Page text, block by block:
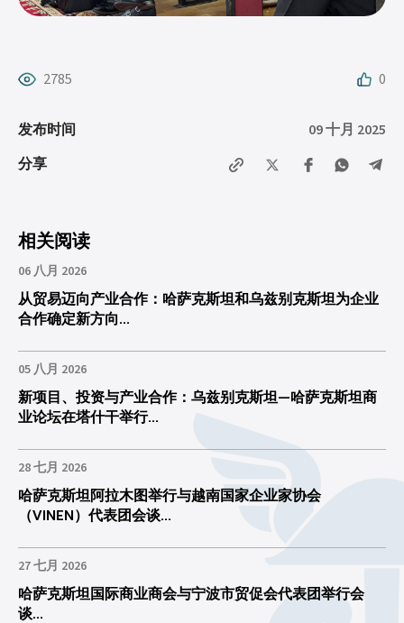
2785 0
发布时间 09 十月 2025
分享
相关阅读
06 八月 2026
从贸易迈向产业合作：哈萨克斯坦和乌兹别克斯坦为企业
合作确定新方向...
05 八月 2026
新项目、投资与产业合作：乌兹别克斯坦—哈萨克斯坦商
业论坛在塔什干举行...
28 七月 2026
哈萨克斯坦阿拉木图举行与越南国家企业家协会
（VINEN）代表团会谈...
27 七月 2026
哈萨克斯坦国际商业商会与宁波市贸促会代表团举行会
谈...